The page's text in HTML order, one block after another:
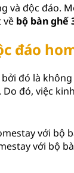
độc đáo.
về bộ bàn ghế
đáo
đó là
đó, việc
với bộ